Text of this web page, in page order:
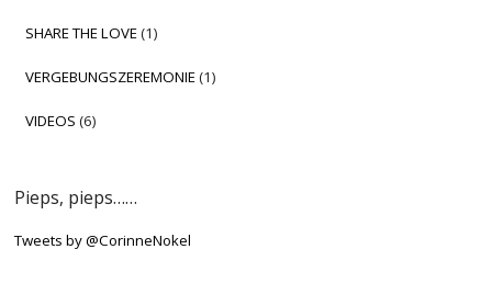
SHARE THE LOVE(1)
VERGEBUNGSZEREMONIE(1)
VIDEOS (6)
Pieps, pieps……
Tweets by @CorinneNokel